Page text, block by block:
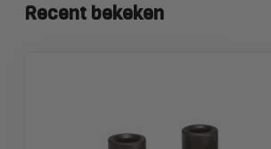
Recent bekeken